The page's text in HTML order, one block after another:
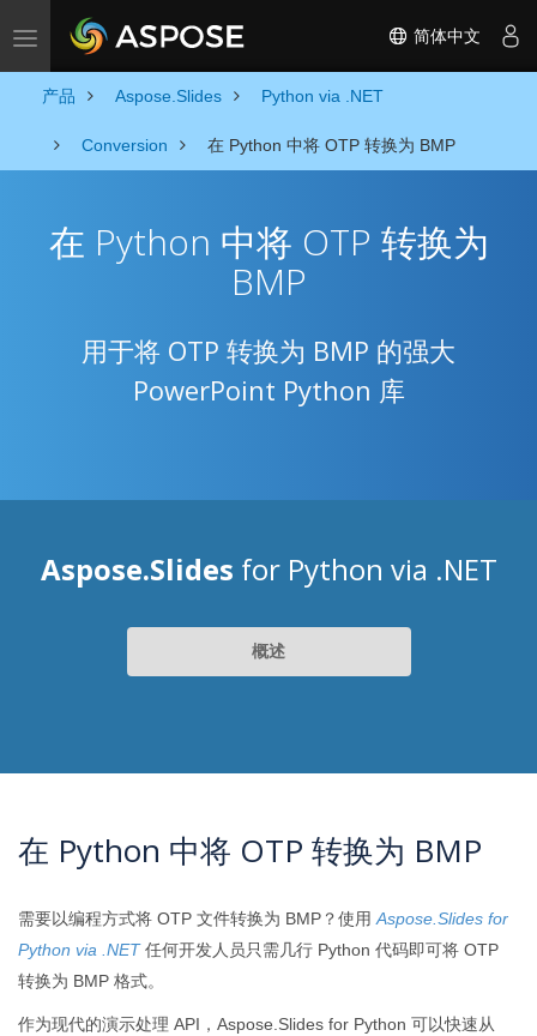
Toggle navigation 简体中文
产品 Aspose.Slides Python via .NET
Conversion 在 Python 中将 OTP 转换为 BMP
在 Python 中将 OTP 转换为
BMP
用于将 OTP 转换为 BMP 的强大
PowerPoint Python 库
Aspose.Slides for Python via .NET
概述
在 Python 中将 OTP 转换为 BMP
需要以编程方式将 OTP 文件转换为 BMP？使用 Aspose.Slides for
Python via .NET任何开发人员只需几行 Python 代码即可将 OTP
转换为 BMP 格式。
作为现代的演示处理 API，Aspose.Slides for Python 可以快速从